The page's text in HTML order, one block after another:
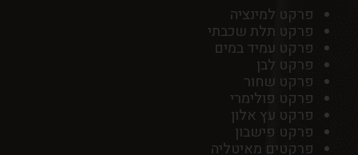
פרקט למינציה
פרקט תלת שכבתי
פרקט עמיד במים
פרקט לבן
פרקט שחור
פרקט פולימרי
פרקט עץ אלון
פרקט פישבון
פרקטים מאיטליה